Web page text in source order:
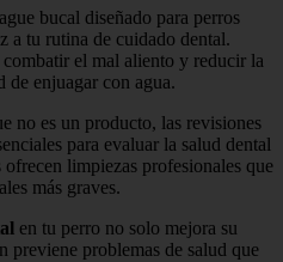
bucal diseñado para perros
a tu rutina de cuidado dental.
el mal aliento y reducir la
de enjuagar con agua.
no es un producto, las revisiones
para evaluar la salud dental
limpiezas profesionales que
más graves.
en tu perro no solo mejora su
previene problemas de salud que